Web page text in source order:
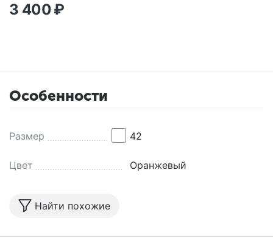
3 400₽
Особенности
Размер 42
Цвет Оранжевый
Найти похожие